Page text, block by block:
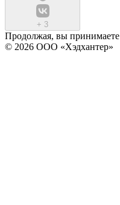
+ 3
Продолжая, вы принимаете
© 2026 ООО «Хэдхантер»